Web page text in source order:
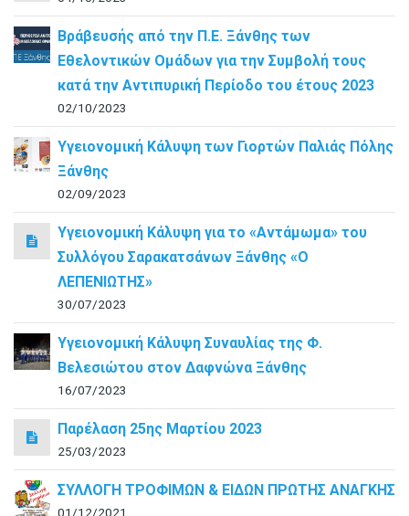
Βράβευσής από την Π.Ε. Ξάνθης των
Εθελοντικών Ομάδων για την Συμβολή τους
κατά την Αντιπυρική Περίοδο του έτους 2023
02/10/2023
Υγειονομική Κάλυψη των Γιορτών Παλιάς Πόλης
Ξάνθης
02/09/2023
Υγειονομική Κάλυψη για το «Αντάμωμα» του
Συλλόγου Σαρακατσάνων Ξάνθης «Ο
ΛΕΠΕΝΙΩΤΗΣ»
30/07/2023
Υγειονομική Κάλυψη Συναυλίας της Φ.
Βελεσιώτου στον Δαφνώνα Ξάνθης
16/07/2023
Παρέλαση 25ης Μαρτίου 2023
25/03/2023
ΣΥΛΛΟΓΗ ΤΡΟΦΙΜΩΝ & ΕΙΔΩΝ ΠΡΩΤΗΣ ΑΝΑΓΚΗΣ
01/12/2021